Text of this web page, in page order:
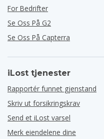
For Bedrifter
Se Oss På G2
Se Oss På Capterra
iLost tjenester
Rapportér funnet gjenstand
Skriv ut forsikringskrav
Send et iLost varsel
Merk eiendelene dine